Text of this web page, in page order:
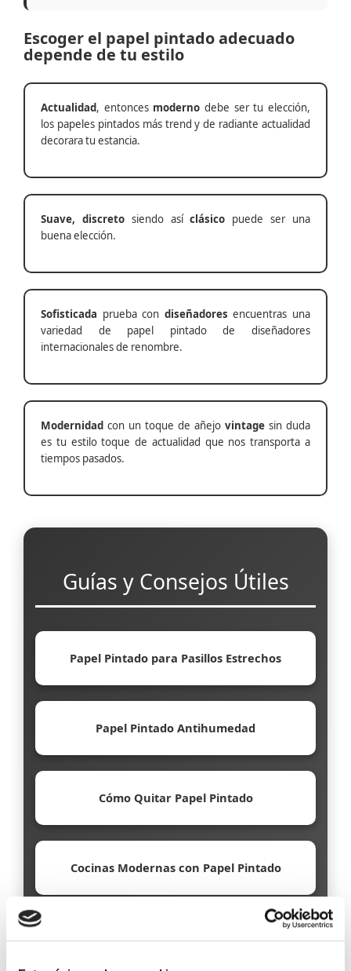
Escoger el papel pintado adecuado
depende de tu estilo
Actualidad, entonces moderno debe ser tu elección,
los papeles pintados más trend y de radiante actualidad
decorara tu estancia.
Suave, discretosiendo asíclásico puede ser una
buena elección.
Sofisticada prueba con diseñadores encuentras una
variedad de papel pintado de diseñadores
internacionales de renombre.
Modernidad con un toque de añejo vintage sin duda
es tu estilo toque de actualidad que nos transporta a
tiempos pasados.
Guías y Consejos Útiles
Papel Pintado para Pasillos Estrechos
Papel Pintado Antihumedad
Cómo Quitar Papel Pintado
Cocinas Modernas con Papel Pintado
Papel Pintado Ecológico